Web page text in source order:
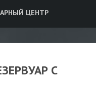
ЦЕНТР
С